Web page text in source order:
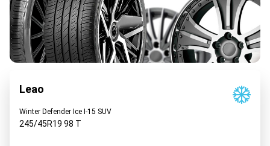
Leao
Winter Defender Ice I-15 SUV
245/45R19 98 T